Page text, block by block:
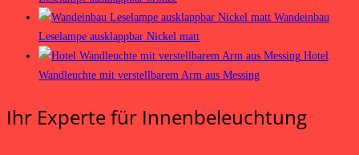
Wandeinbau
Leselampe ausklappbar Nickel matt
Hotel
Wandleuchte mit verstellbarem Arm aus Messing
Ihr Experte für Innenbeleuchtung